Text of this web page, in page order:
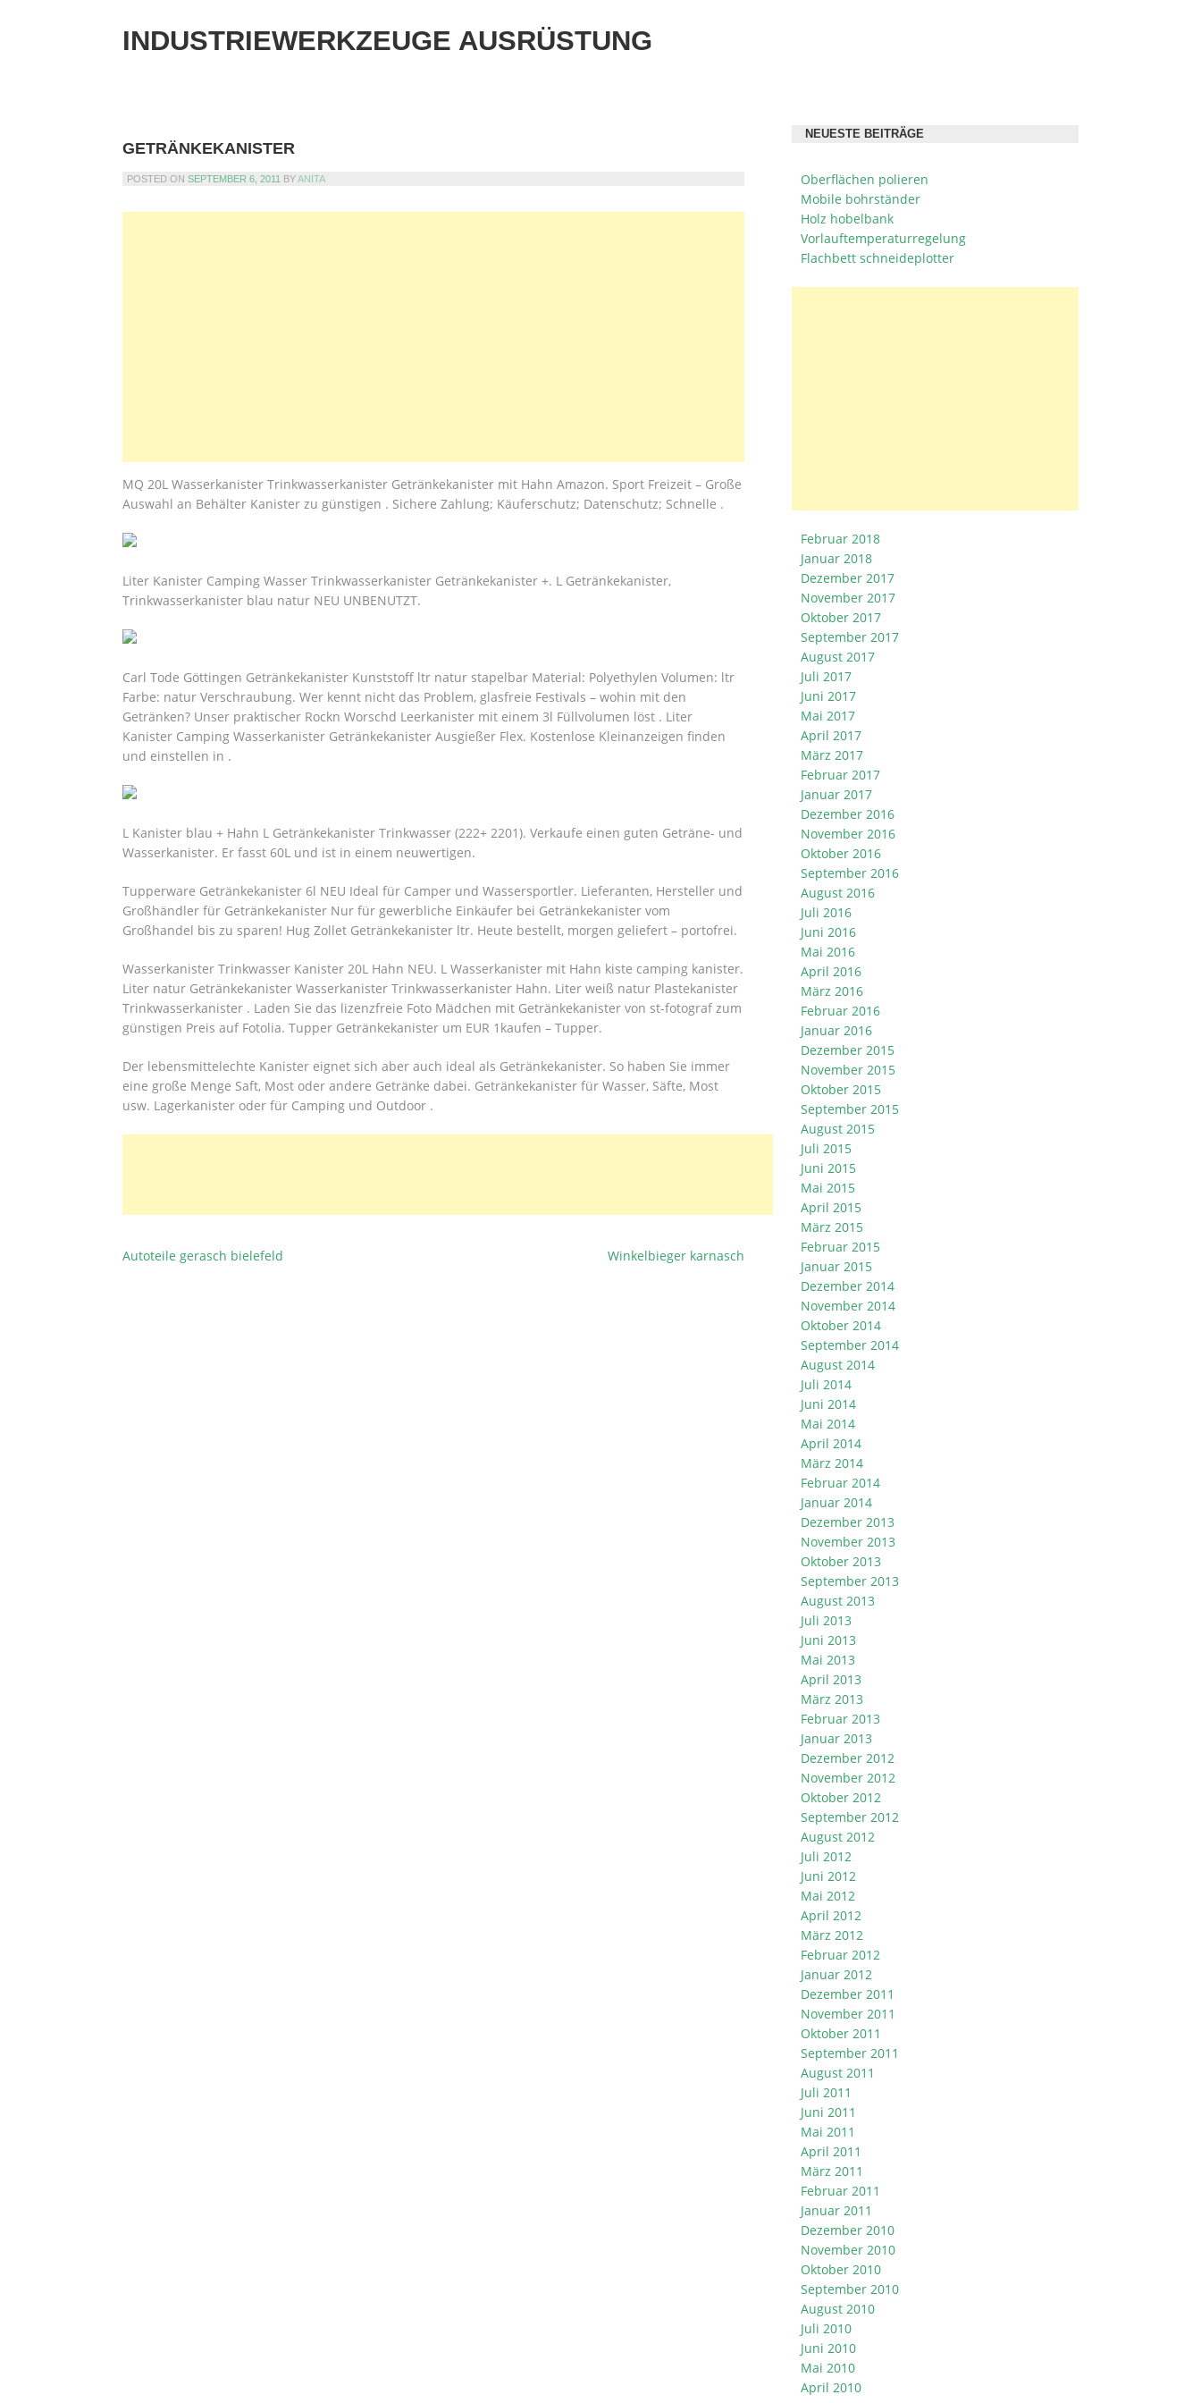
INDUSTRIEWERKZEUGE AUSRÜSTUNG
GETRÄNKEKANISTER
POSTED ON SEPTEMBER 6, 2011 BYANITA
MQ 20L Wasserkanister Trinkwasserkanister Getränkekanister mit Hahn Amazon. Sport Freizeit – Große
Auswahl an Behälter Kanister zu günstigen . Sichere Zahlung; Käuferschutz; Datenschutz; Schnelle .
Liter Kanister Camping Wasser Trinkwasserkanister Getränkekanister +. L Getränkekanister,
Trinkwasserkanister blau natur NEU UNBENUTZT.
Carl Tode Göttingen Getränkekanister Kunststoff ltr natur stapelbar Material: Polyethylen Volumen: ltr
Farbe: natur Verschraubung. Wer kennt nicht das Problem, glasfreie Festivals – wohin mit den
Getränken? Unser praktischer Rockn Worschd Leerkanister mit einem 3l Füllvolumen löst . Liter
Kanister Camping Wasserkanister Getränkekanister Ausgießer Flex. Kostenlose Kleinanzeigen finden
und einstellen in .
L Kanister blau + Hahn L Getränkekanister Trinkwasser (222+ 2201). Verkaufe einen guten Geträne- und
Wasserkanister. Er fasst 60L und ist in einem neuwertigen.
Tupperware Getränkekanister 6l NEU Ideal für Camper und Wassersportler. Lieferanten, Hersteller und
Großhändler für Getränkekanister Nur für gewerbliche Einkäufer bei Getränkekanister vom
Großhandel bis zu sparen! Hug Zollet Getränkekanister ltr. Heute bestellt, morgen geliefert – portofrei.
Wasserkanister Trinkwasser Kanister 20L Hahn NEU. L Wasserkanister mit Hahn kiste camping kanister.
Liter natur Getränkekanister Wasserkanister Trinkwasserkanister Hahn. Liter weiß natur Plastekanister
Trinkwasserkanister . Laden Sie das lizenzfreie Foto Mädchen mit Getränkekanister von st-fotograf zum
günstigen Preis auf Fotolia. Tupper Getränkekanister um EUR 1kaufen – Tupper.
Der lebensmittelechte Kanister eignet sich aber auch ideal als Getränkekanister. So haben Sie immer
eine große Menge Saft, Most oder andere Getränke dabei. Getränkekanister für Wasser, Säfte, Most
usw. Lagerkanister oder für Camping und Outdoor .
BEITRAGSNAVIGATION
Autoteile gerasch bielefeld Winkelbieger karnasch
NEUESTE BEITRÄGE
Oberflächen polieren
Mobile bohrständer
Holz hobelbank
Vorlauftemperaturregelung
Flachbett schneideplotter
Februar 2018
Januar 2018
Dezember 2017
November 2017
Oktober 2017
September 2017
August 2017
Juli 2017
Juni 2017
Mai 2017
April 2017
März 2017
Februar 2017
Januar 2017
Dezember 2016
November 2016
Oktober 2016
September 2016
August 2016
Juli 2016
Juni 2016
Mai 2016
April 2016
März 2016
Februar 2016
Januar 2016
Dezember 2015
November 2015
Oktober 2015
September 2015
August 2015
Juli 2015
Juni 2015
Mai 2015
April 2015
März 2015
Februar 2015
Januar 2015
Dezember 2014
November 2014
Oktober 2014
September 2014
August 2014
Juli 2014
Juni 2014
Mai 2014
April 2014
März 2014
Februar 2014
Januar 2014
Dezember 2013
November 2013
Oktober 2013
September 2013
August 2013
Juli 2013
Juni 2013
Mai 2013
April 2013
März 2013
Februar 2013
Januar 2013
Dezember 2012
November 2012
Oktober 2012
September 2012
August 2012
Juli 2012
Juni 2012
Mai 2012
April 2012
März 2012
Februar 2012
Januar 2012
Dezember 2011
November 2011
Oktober 2011
September 2011
August 2011
Juli 2011
Juni 2011
Mai 2011
April 2011
März 2011
Februar 2011
Januar 2011
Dezember 2010
November 2010
Oktober 2010
September 2010
August 2010
Juli 2010
Juni 2010
Mai 2010
April 2010